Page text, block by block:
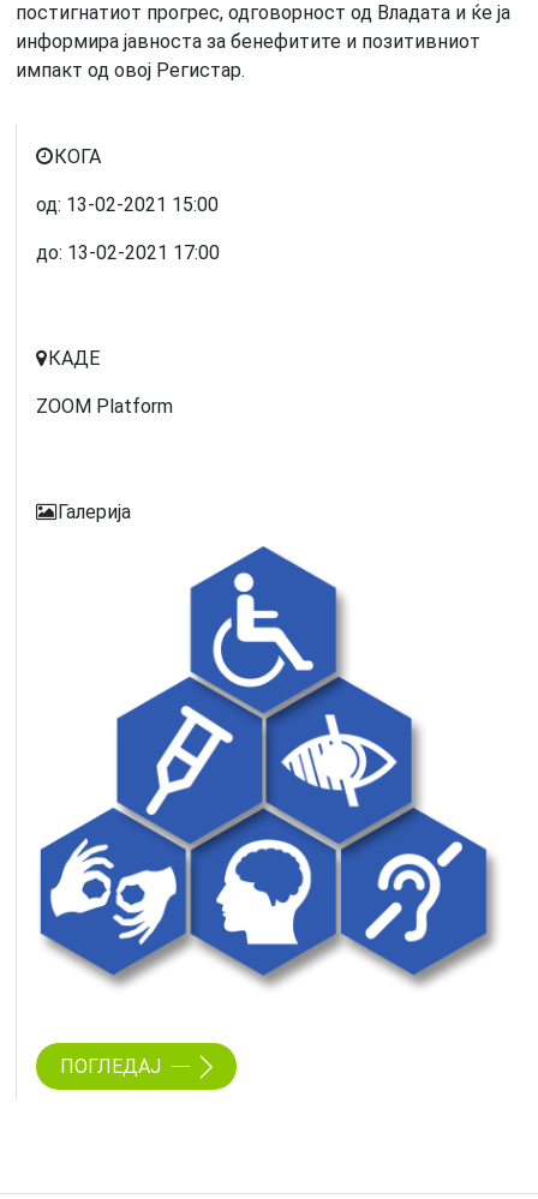
постигнатиот прогрес, одговорност од Владата и ќе ја
информира јавноста за бенефитите и позитивниот
импакт од овој Регистар.
КОГА
од: 13-02-2021 15:00
до: 13-02-2021 17:00
КАДЕ
ZOOM Platform
Галерија
ПОГЛЕДАЈ